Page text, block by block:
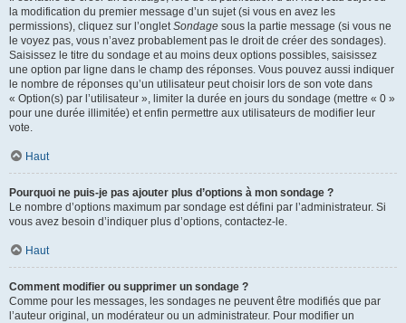
la modification du premier message d’un sujet (si vous en avez les
permissions), cliquez sur l’ongletSondage sous la partie message (si vous ne
le voyez pas, vous n’avez probablement pas le droit de créer des sondages).
Saisissez le titre du sondage et au moins deux options possibles, saisissez
une option par ligne dans le champ des réponses. Vous pouvez aussi indiquer
le nombre de réponses qu’un utilisateur peut choisir lors de son vote dans
« Option(s) par l’utilisateur », limiter la durée en jours du sondage (mettre « 0 »
pour une durée illimitée) et enfin permettre aux utilisateurs de modifier leur
vote.
Haut
Pourquoi ne puis-je pas ajouter plus d’options à mon sondage ?
Le nombre d’options maximum par sondage est défini par l’administrateur. Si
vous avez besoin d’indiquer plus d’options, contactez-le.
Haut
Comment modifier ou supprimer un sondage ?
Comme pour les messages, les sondages ne peuvent être modifiés que par
l’auteur original, un modérateur ou un administrateur. Pour modifier un